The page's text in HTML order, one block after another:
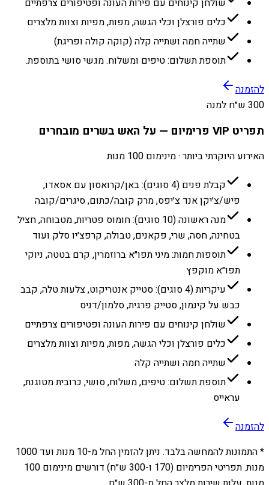
שולחן קינוחים עם פירות העונה ופטיפורים צרפתיים
כלים פורצלן וכלי הגשה, מפות, מפיות וצוות מלצרים
שתייה חמה ושתייה קלה (קוקה קולה ופריגת)
תוספת תשלום: טיפים ומשלוח. מגשי סושי בתוספת.
להזמנה
300 ש״ח למנה
תפריט VIP פרימיום — על האש בשרים מובחרים
האירוע היוקרתי ביותר · מינימום 100 מנות
קבלת פנים (4 סוגים): באן/קרואסון עם אסאדו,
פיש/צ׳יקן אנד צ׳יפס, מרק קובה/כתום, סיגרים/קובה
מנה ראשונה (10 סוגים): חומוס פטריות, מטבוחה, חציל
בטחינה, חסה, שרי, פקאנים, טבולה, קרפצ׳יו סלק ועוד
תוספות חמות: מיני תפו״א ברוזמרין, קרם בטטה, ניוקי
תפו״א מוקפץ
עיקריות (4 סוגים): סטייק אנטריקוט, צלעות טלה, קבב
כבש על קינמון, סטייק פרגית, סלמון/דניס
שולחן קינוחים עם פירות העונה ופטיפורים צרפתיים
כלים פורצלן וכלי הגשה, מפות, מפיות וצוות מלצרים
שתייה חמה ושתייה קלה
תוספת תשלום: טיפים, משלוח, סושי, כרובית מטוגנת,
עראייס
להזמנה
* התמונות להמחשה בלבד. ניתן להזמין החל מ-10 מנות ועד 1000
מנות. תפריטי הפרימיום (170 ו-300 ש״ח) דורשים מינימום 100